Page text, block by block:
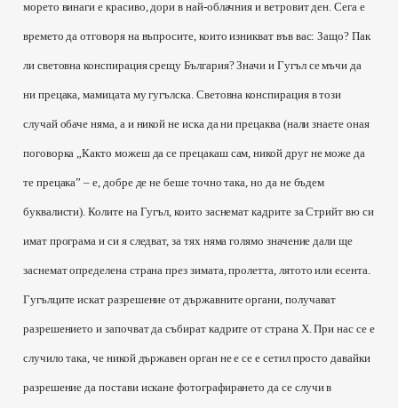
морето винаги е красиво, дори в най-облачния и ветровит ден. Сега е
времето да отговоря на въпросите, които изникват във вас: Защо? Пак
ли световна конспирация срещу България? Значи и Гугъл се мъчи да
ни прецака, мамицата му гугълска. Световна конспирация в този
случай обаче няма, а и никой не иска да ни прецаква (нали знаете оная
поговорка „Както можеш да се прецакаш сам, никой друг не може да
те прецака” – е, добре де не беше точно така, но да не бъдем
буквалисти). Колите на Гугъл, които заснемат кадрите за Стрийт вю си
имат програма и си я следват, за тях няма голямо значение дали ще
заснемат определена страна през зимата, пролетта, лятото или есента.
Гугълците искат разрешение от държавните органи, получават
разрешението и започват да събират кадрите от страна Х. При нас се е
случило така, че никой държавен орган не е се е сетил просто давайки
разрешение да постави искане фотографирането да се случи в